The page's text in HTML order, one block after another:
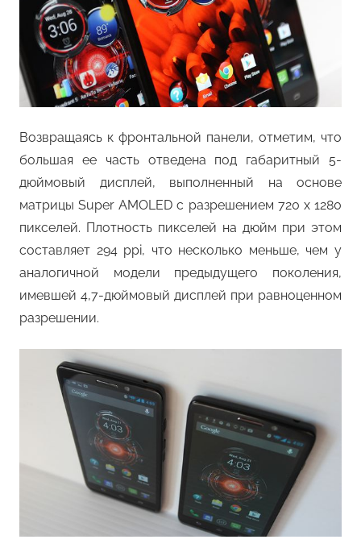
Возвращаясь к фронтальной панели, отметим, что
большая ее часть отведена под габаритный 5-
дюймовый дисплей, выполненный на основе
матрицы Super AMOLED с разрешением 720 x 1280
пикселей. Плотность пикселей на дюйм при этом
составляет 294 ppi, что несколько меньше, чем у
аналогичной модели предыдущего поколения,
имевшей 4,7-дюймовый дисплей при равноценном
разрешении.